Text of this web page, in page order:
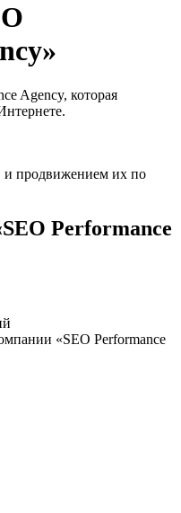
Agency, которая
и продвижением их по
Performance
«SEO Performance